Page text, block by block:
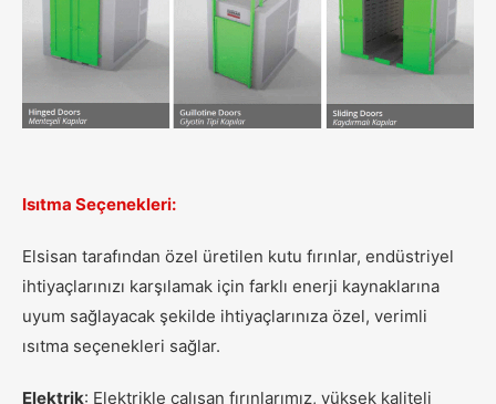
Isıtma Seçenekleri:
Elsisan tarafından özel üretilen kutu fırınlar, endüstriyel
ihtiyaçlarınızı karşılamak için farklı enerji kaynaklarına
uyum sağlayacak şekilde ihtiyaçlarınıza özel, verimli
ısıtma seçenekleri sağlar.
Elektrik: Elektrikle çalışan fırınlarımız, yüksek kaliteli